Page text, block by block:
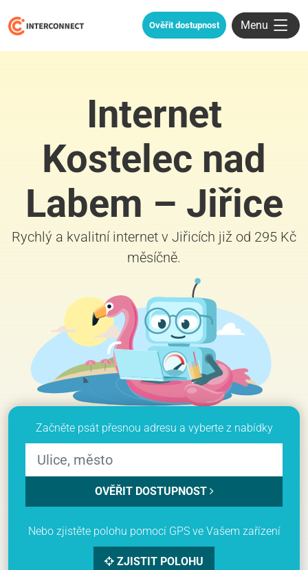
Ověřit dostupnost Menu
Internet
Kostelec nad
Labem – Jiřice
Rychlý a kvalitní internet v Jiřicích již od 295 Kč
měsíčně.
Začněte psát přesnou adresu a vyberte z nabídky
OVĚŘIT DOSTUPNOST
Nebo zjistěte polohu pomocí GPS ve Vašem zařízení
ZJISTIT POLOHU